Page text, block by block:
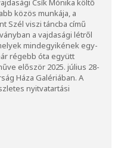
közös munkája, a
Szél viszi táncba című
a vajdasági létről
mindegyikének egy-
régebb óta együtt
először 2025. július 28-
Háza Galériában. A
nyitvatartási